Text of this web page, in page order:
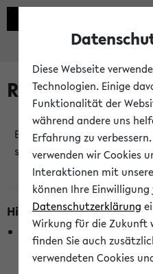
Es wurden keine
stattfindenden
Hinweise zur Liste der
In dieser Liste werden
berücksichtigt, die gerade
Stunden stattfinden.
Diese Webseite
Technologien. Einige
Funktionalität der
während andere uns
Erfahrung zu
verwenden wir Cookies
Interaktionen mit
können Ihre
Datenschutzerklärung
Wirkung für die Zukunft
finden Sie auch
verwendeten Cookies